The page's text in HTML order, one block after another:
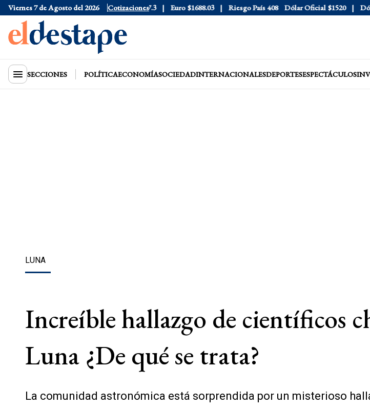
Viernes 7 de Agosto del 2026 Cotizaciones
Dólar Blue $1530 Dólar CCL $1577.3 Euro $1688.03 Riesgo País 408 Dólar Oficial $1520 Dólar
SECCIONES POLÍTICAECONOMÍASOCIEDADINTERNACIONALESDEPORTESESPECTÁCULOS
LUNA
Increíble hallazgo de científicos
Luna ¿De qué se trata?
La comunidad astronómica está sorprendida por un misterioso